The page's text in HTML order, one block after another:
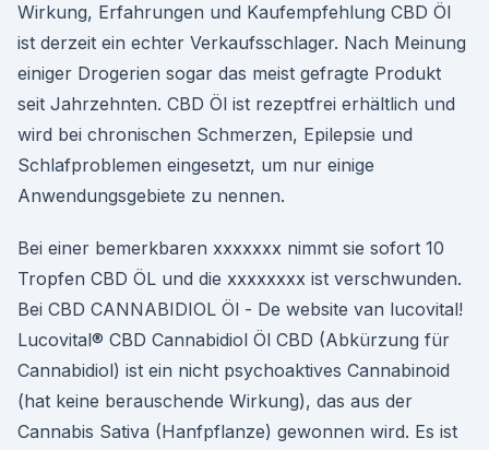
Wirkung, Erfahrungen und Kaufempfehlung CBD Öl
ist derzeit ein echter Verkaufsschlager. Nach Meinung
einiger Drogerien sogar das meist gefragte Produkt
seit Jahrzehnten. CBD Öl ist rezeptfrei erhältlich und
wird bei chronischen Schmerzen, Epilepsie und
Schlafproblemen eingesetzt, um nur einige
Anwendungsgebiete zu nennen.
Bei einer bemerkbaren xxxxxxx nimmt sie sofort 10
Tropfen CBD ÖL und die xxxxxxxx ist verschwunden.
Bei CBD CANNABIDIOL Öl - De website van lucovital!
Lucovital® CBD Cannabidiol Öl CBD (Abkürzung für
Cannabidiol) ist ein nicht psychoaktives Cannabinoid
(hat keine berauschende Wirkung), das aus der
Cannabis Sativa (Hanfpflanze) gewonnen wird. Es ist